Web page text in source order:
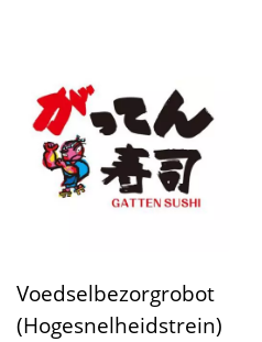
Voedselbezorgrobot
(Hogesnelheidstrein)